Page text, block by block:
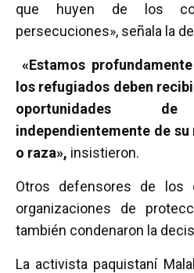
que huyen de los
persecuciones», señala la
«Estamos
los refugiados deben
oportunidades de
independientemente de
o raza», insistieron.
Otros defensores de los
organizaciones de
también condenaron la
La activista paquistaní